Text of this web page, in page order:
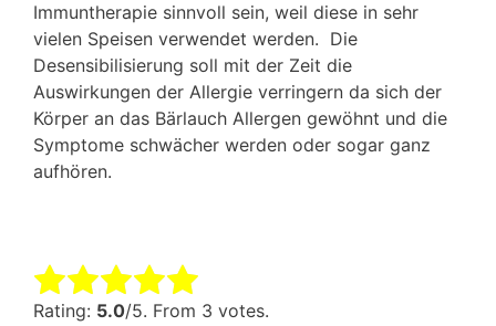
Immuntherapie sinnvoll sein, weil diese in sehr
vielen Speisen verwendet werden. Die
Desensibilisierung soll mit der Zeit die
Auswirkungen der Allergie verringern da sich der
Körper an das Bärlauch Allergen gewöhnt und die
Symptome schwächer werden oder sogar ganz
aufhören.
Rate this item:
Rating: 5.0/5. From 3 votes.